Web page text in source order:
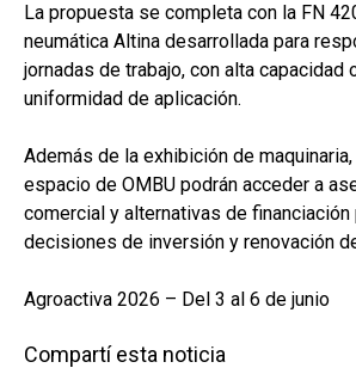
La propuesta se completa con la FN
neumática Altina desarrollada para
jornadas de trabajo, con alta capacidad
uniformidad de aplicación.
Además de la exhibición de
espacio de OMBU podrán acceder a
comercial y alternativas de financiación
decisiones de inversión y renovación
Agroactiva 2026 – Del 3 al 6 de junio
Compartí esta noticia